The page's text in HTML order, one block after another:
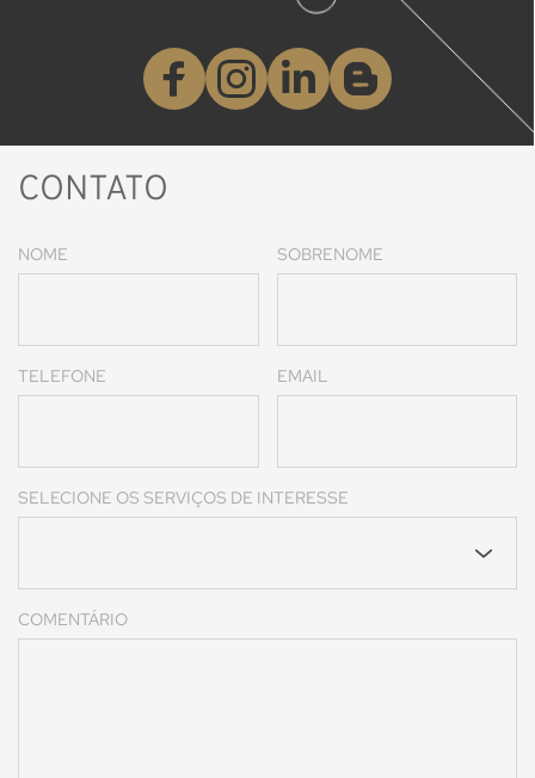
CONTATO
NOME SOBRENOME
TELEFONE EMAIL
SELECIONE OS SERVIÇOS DE INTERESSE
COMENTÁRIO